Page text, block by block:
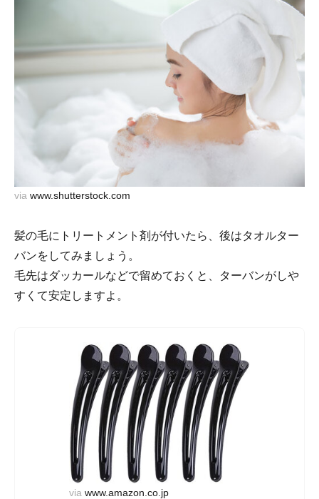
via www.shutterstock.com
髪の毛にトリートメント剤が付いたら、後はタオルター
バンをしてみましょう。
毛先はダッカールなどで留めておくと、ターバンがしや
すくて安定しますよ。
via www.amazon.co.jp